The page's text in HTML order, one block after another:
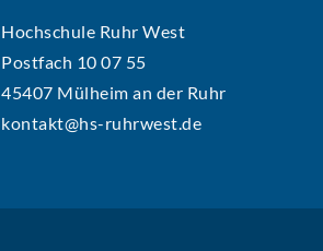
Hochschule Ruhr West
Postfach 10 07 55
45407 Mülheim an der Ruhr
kontakt@hs-ruhrwest.de